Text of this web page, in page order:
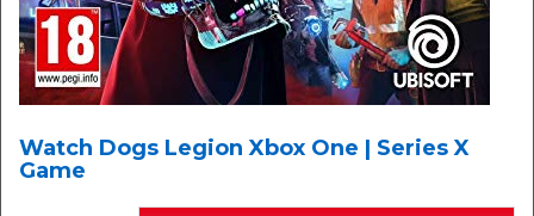
Watch Dogs Legion Xbox One | Series X
Game